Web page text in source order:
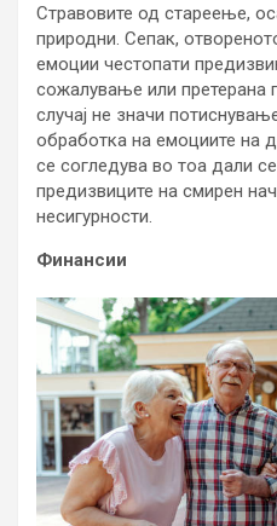
Стравовите од стареење,
природни. Сепак,
емоции честопати
сожалување или претерана
случај не значи
обработка на емоциите на
се согледува во тоа дали
предизвиците на смирен
несигурности.
Финансии